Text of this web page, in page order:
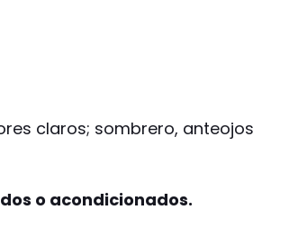
claros; sombrero, anteojos
o acondicionados.